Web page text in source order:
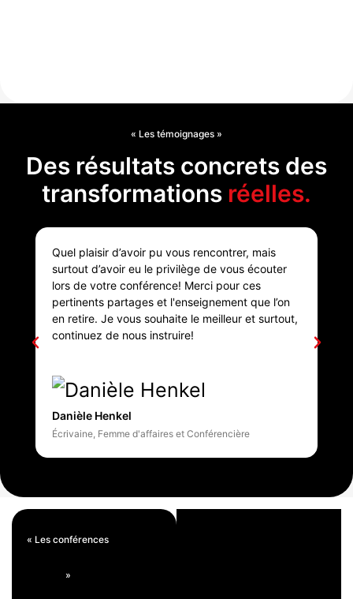
« Les témoignages »
Des résultats concrets des
transformations réelles.
Quel plaisir d’avoir pu vous rencontrer, mais
surtout d’avoir eu le privilège de vous écouter
lors de votre conférence! Merci pour ces
pertinents partages et l'enseignement que l’on
en retire. Je vous souhaite le meilleur et surtout,
continuez de nous instruire!
Danièle Henkel
Écrivaine, Femme d'affaires et Conférencière
« Les conférences
»